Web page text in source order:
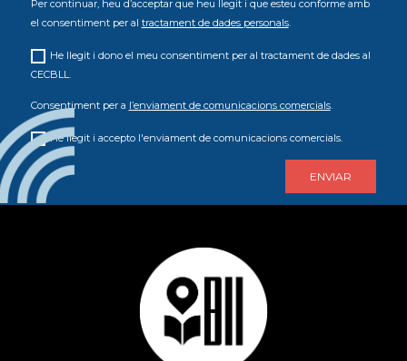
Per continuar, heu d’acceptar que heu llegit i que esteu conforme amb
el consentiment per al tractament de dades personals.
He llegit i dono el meu consentiment per al tractament de dades al
CECBLL.
Consentiment per a l’enviament de comunicacions comercials.
He llegit i accepto l'enviament de comunicacions comercials.